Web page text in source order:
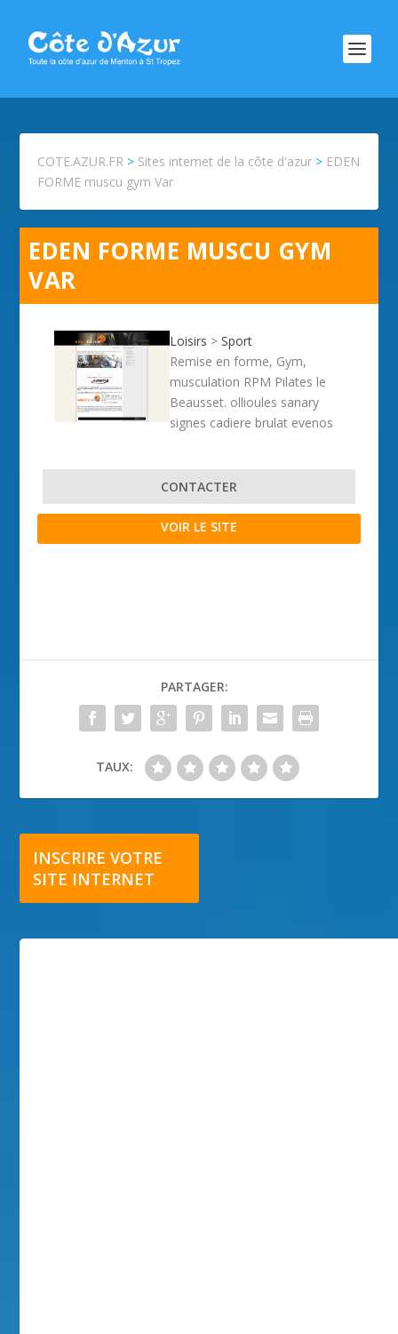
COTE.AZUR.FR > Sites internet de la côte d'azur > EDEN
FORME muscu gym Var
EDEN FORME MUSCU GYM
VAR
Loisirs >Sport
Remise en forme, Gym,
musculation RPM Pilates le
Beausset. ollioules sanary
signes cadiere brulat evenos
CONTACTER
VOIR LE SITE
PARTAGER:
TAUX:
INSCRIRE VOTRE
SITE INTERNET